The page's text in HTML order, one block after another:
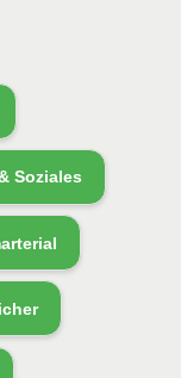
Soziales